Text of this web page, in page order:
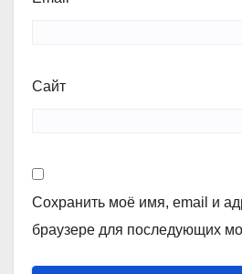
Сайт
Сохранить моё имя, email и
браузере для последующих